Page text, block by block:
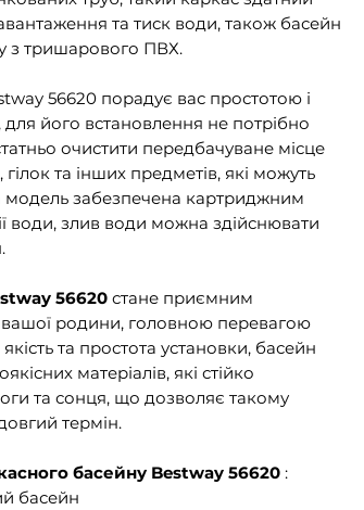
та тиск води, також басейн
з тришарового ПВХ.
56620 порадує вас простотою і
його встановлення не потрібно
очистити передбачуване місце
та інших предметів, які можуть
забезпечена картриджним
води, злив води можна здійснювати
56620 стане приємним
вашої родини, головною перевагою
та простота установки, басейн
матеріалів, які стійко
та сонця, що дозволяє такому
термін.
басейну Bestway 56620 :
басейн